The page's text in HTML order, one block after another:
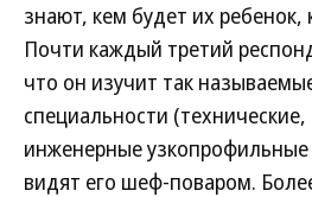
знают, кем будет их ребенок,
Почти каждый третий
что он изучит так
специальности
инженерные узкопрофильные
видят его шеф-поваром.